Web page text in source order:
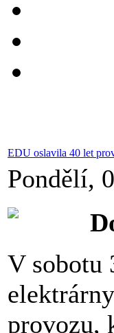
EDU oslavila 40 let
Pondělí,
V sobotu
provozu,